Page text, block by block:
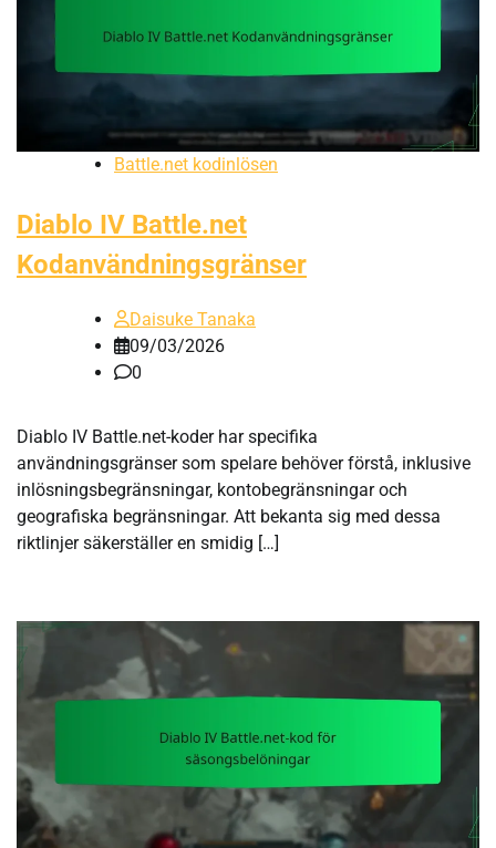
Battle.net kodinlösen
Diablo IV Battle.net
Kodanvändningsgränser
Daisuke Tanaka
09/03/2026
0
Diablo IV Battle.net-koder har specifika
användningsgränser som spelare behöver förstå, inklusive
inlösningsbegränsningar, kontobegränsningar och
geografiska begränsningar. Att bekanta sig med dessa
riktlinjer säkerställer en smidig […]